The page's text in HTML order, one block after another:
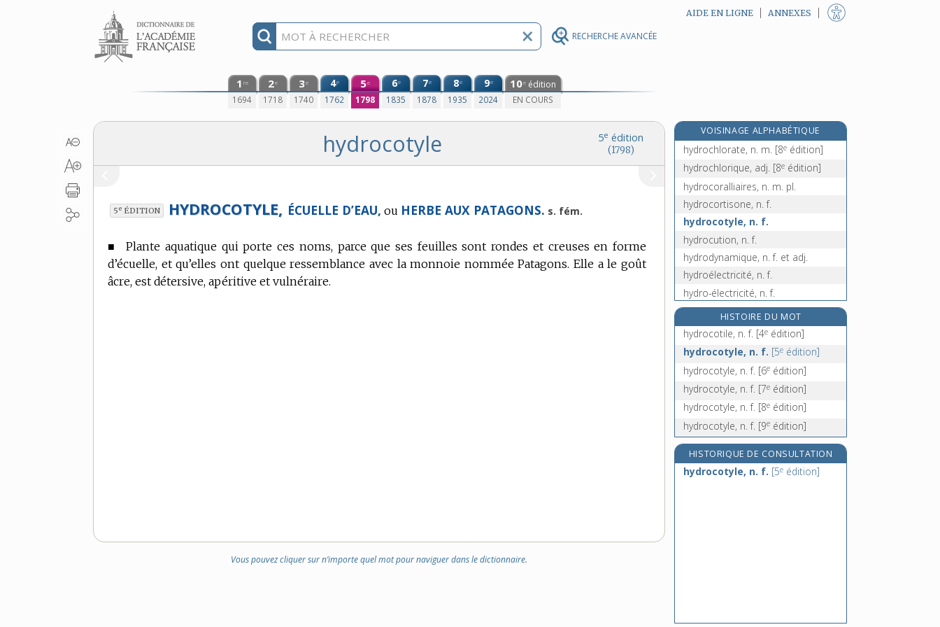
RECHERCHE AVANCÉE
Aller au contenu AIDE EN LIGNE ANNEXES
1 re
1694
2e
1718
3e
1740
4e
1762
5e
1798
6e
1835
7e
1878
8e
1935
9e
2024
10e édition
EN COURS
5e édition
(1798)
hydrocotyle
5e ÉDITION HYDROCOTYLE, ÉCUELLE D’EAU, ou HERBE AUX PATAGONS. s. fém.
■Plante aquatique qui porte ces noms, parce que ses feuilles sont rondes et creuses en forme
d’écuelle, et qu’elles ont quelque ressemblance avec la monnoie nommée Patagons. Elle a le goût
âcre, est détersive, apéritive et vulnéraire.
Vous pouvez cliquer sur n’importe quel mot pour naviguer dans le dictionnaire.
VOISINAGE ALPHABÉTIQUE
hydrocharidées, n. f. pl.
hydrochlorate, n. m. [8e édition]
hydrochlorique, adj. [8e édition]
hydrocoralliaires, n. m. pl.
hydrocortisone, n. f.
hydrocotyle, n. f.
hydrocution, n. f.
hydrodynamique, n. f. et adj.
hydroélectricité, n. f.
hydro-électricité, n. f.
hydroélectrique, adj.
hydro-électrique, adj.
hydrofuge, adj.
hydrofuger, v. tr.
HISTOIRE DU MOT
hydrocotile, n. f. [4e édition]
hydrocotyle, n. f. [5e édition]
hydrocotyle, n. f. [6e édition]
hydrocotyle, n. f. [7e édition]
hydrocotyle, n. f. [8e édition]
hydrocotyle, n. f. [9e édition]
HISTORIQUE DE CONSULTATION
hydrocotyle, n. f. [5e édition]